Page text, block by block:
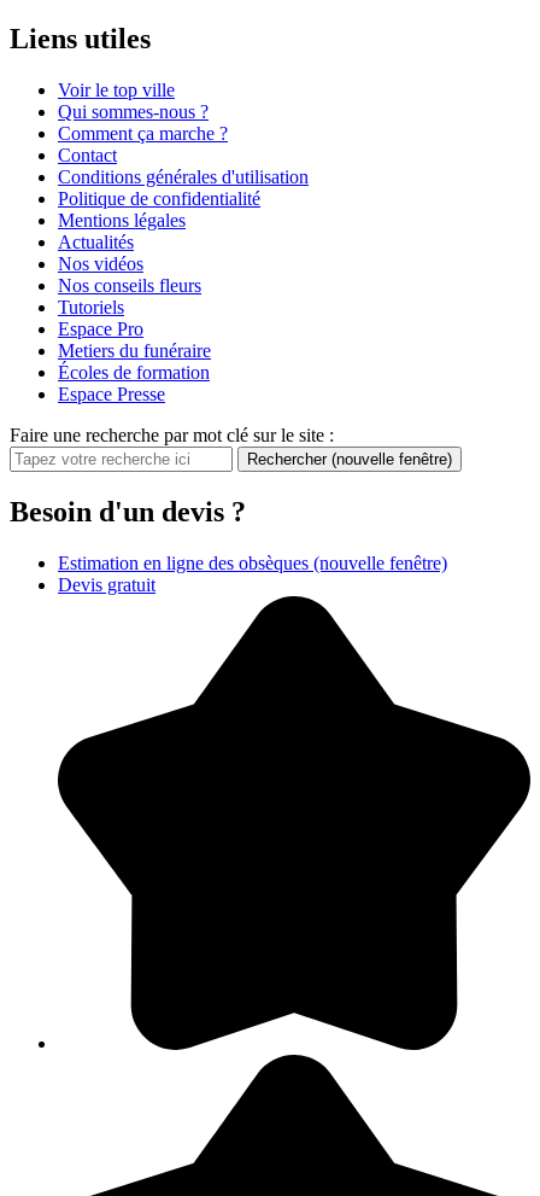
Liens utiles
Voir le top ville
Qui sommes-nous ?
Comment ça marche ?
Contact
Conditions générales d'utilisation
Politique de confidentialité
Mentions légales
Actualités
Nos vidéos
Nos conseils fleurs
Tutoriels
Espace Pro
Metiers du funéraire
Écoles de formation
Espace Presse
Faire une recherche par mot clé sur le site :
Rechercher (nouvelle fenêtre)
Besoin d'un devis ?
Estimation en ligne des obsèques (nouvelle fenêtre)
Devis gratuit